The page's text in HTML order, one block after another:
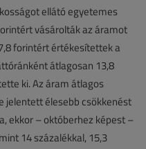
ellátó egyetemes
vásárolták az áramot
forintért értékesítettek a
átlagosan 13,8
ki. Az áram átlagos
jelentett élesebb csökkenést
ekkor – októberhez képest –
14 százalékkal, 15,3